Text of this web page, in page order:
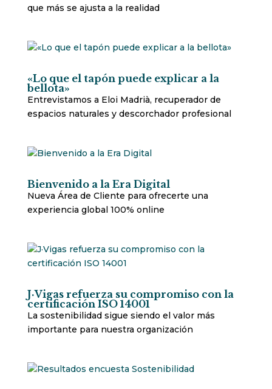
que más se ajusta a la realidad
«Lo que el tapón puede explicar a la
bellota»
Entrevistamos a Eloi Madrià, recuperador de
espacios naturales y descorchador profesional
Bienvenido a la Era Digital
Nueva Área de Cliente para ofrecerte una
experiencia global 100% online
J·Vigas refuerza su compromiso con la
certificación ISO 14001
La sostenibilidad sigue siendo el valor más
importante para nuestra organización